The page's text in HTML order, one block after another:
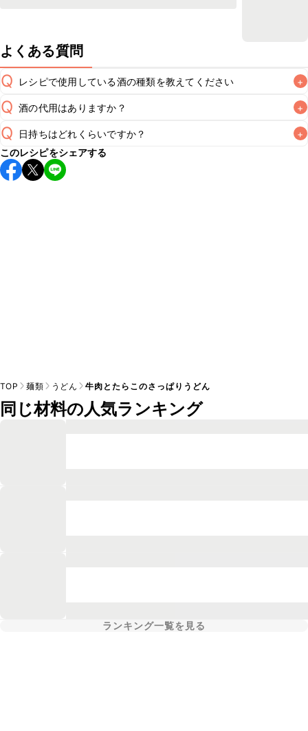
よくある質問
Q レシピで使用している酒の種類を教えてください +
A
Q 酒の代用はありますか？ +
A
Q 日持ちはどれくらいですか？ +
こちらのレシピは出来たてをお召し上がりいただくことをお
すすめします。
このレシピをシェアする
TOP 麺類 うどん 牛肉とたらこのさっぱりうどん
同じ材料の人気ランキング
ランキング一覧を見る